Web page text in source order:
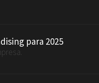
para 2025